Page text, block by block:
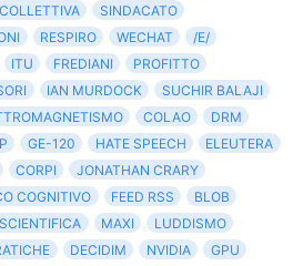
COLLETTIVA
SINDACATO
RESPIRO WECHAT
/E/
ITU FREDIANI
PROFITTO
IAN MURDOCK
SUCHIR BALAJI
COLAO
DRM
GE-120 HATE SPEECH
ELEUTERA
CORPI
JONATHAN CRARY
COGNITIVO FEED RSS
BLOB
MAXI
LUDDISMO
DECIDIM NVIDIA
GPU